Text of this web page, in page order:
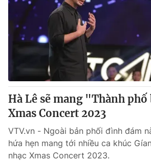
Hà Lê sẽ mang "Thành
Xmas Concert 2023
VTV.vn - Ngoài bản phối đình đám
hứa hẹn mang tới nhiều ca khúc
nhạc Xmas Concert 2023.